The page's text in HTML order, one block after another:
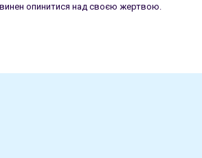
опинитися над своєю жертвою.